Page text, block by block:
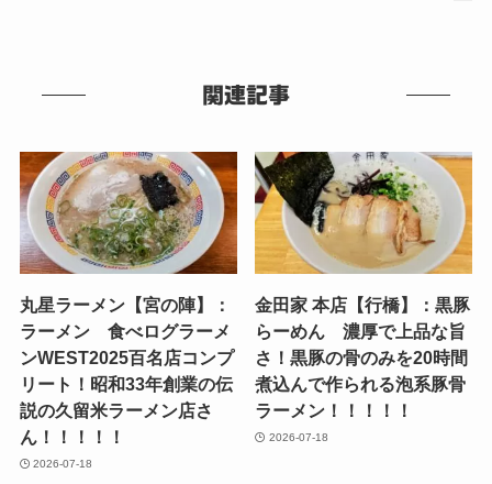
関連記事
丸星ラーメン【宮の陣】：
ラーメン 食べログラーメ
ンWEST2025百名店コンプ
リート！昭和33年創業の伝
説の久留米ラーメン店さ
ん！！！！！
2026-07-18
金田家 本店【行橋】：黒豚
らーめん 濃厚で上品な旨
さ！黒豚の骨のみを20時間
煮込んで作られる泡系豚骨
ラーメン！！！！！
2026-07-18